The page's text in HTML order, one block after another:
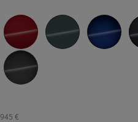
Emotional Red Pearl (3U5)
945 €